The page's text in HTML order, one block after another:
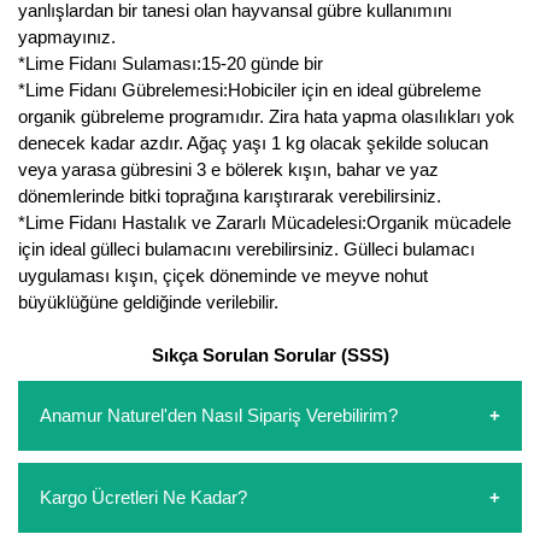
yanlışlardan bir tanesi olan hayvansal gübre kullanımını
yapmayınız.
*Lime Fidanı Sulaması:15-20 günde bir
*Lime Fidanı Gübrelemesi:Hobiciler için en ideal gübreleme
organik gübreleme programıdır. Zira hata yapma olasılıkları yok
denecek kadar azdır. Ağaç yaşı 1 kg olacak şekilde solucan
veya yarasa gübresini 3 e bölerek kışın, bahar ve yaz
dönemlerinde bitki toprağına karıştırarak verebilirsiniz.
*Lime Fidanı Hastalık ve Zararlı Mücadelesi:Organik mücadele
için ideal gülleci bulamacını verebilirsiniz. Gülleci bulamacı
uygulaması kışın, çiçek döneminde ve meyve nohut
büyüklüğüne geldiğinde verilebilir.
Sıkça Sorulan Sorular (SSS)
Anamur Naturel'den Nasıl Sipariş Verebilirim?
oluşturarak,iletişim numaralarımızdan bizi arayarak veya
whatsapp hattımızdan bizlere isteklerinizi yazarak sipariş
Kargo Ücretleri Ne Kadar?